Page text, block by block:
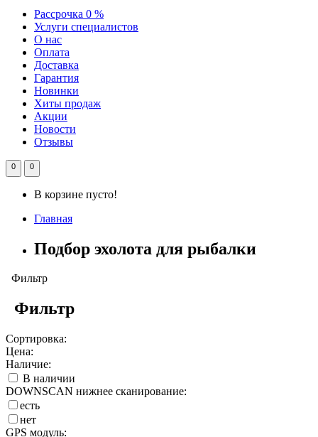
Рассрочка 0 %
Услуги специалистов
О нас
Оплата
Доставка
Гарантия
Новинки
Хиты продаж
Акции
Новости
Отзывы
0 0
В корзине пусто!
Главная
Подбор эхолота для рыбалки
Фильтр
Фильтр
Сортировка:
Цена:
Наличие:
В наличии
DOWNSCAN нижнее сканирование:
есть
нет
GPS модуль: